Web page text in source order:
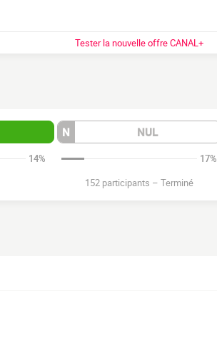
Tester la nouvelle offre CANAL+
N NUL
14% 17%
152 participants – Terminé